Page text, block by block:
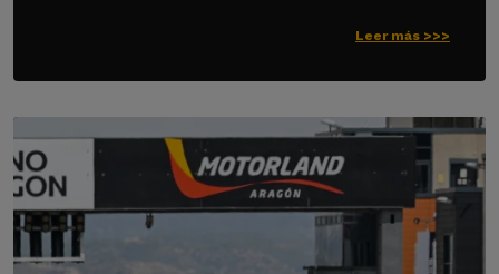
Leer más >>>